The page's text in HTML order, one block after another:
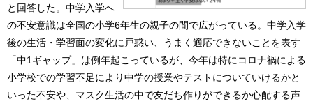
と回答した。中学入学へ
の不安意識は全国の小学6年生の親子の間で広がっている。中学入学
後の生活・学習面の変化に戸惑い、うまく適応できないことを表す
「中1ギャップ」は例年起こっているが、今年は特にコロナ禍による
小学校での学習不足により中学の授業やテストについていけるかと
いった不安や、マスク生活の中で友だち作りができるか心配する声